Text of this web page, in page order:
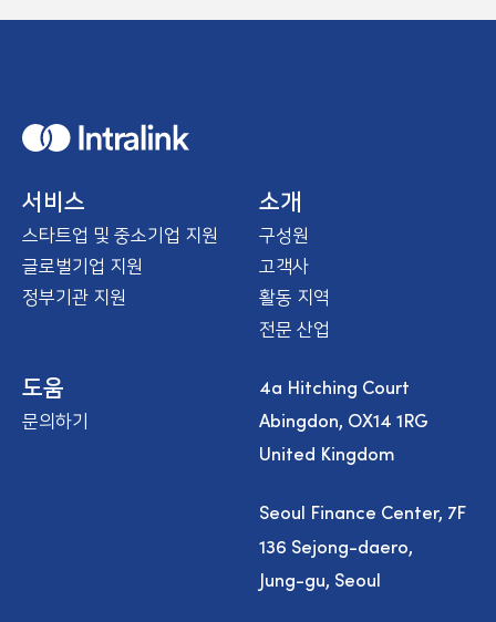
H
o
서비스
스타트업 및 중소기업 지원
글로벌기업 지원
정부기관 지원
소개
구성원
고객사
활동 지역
전문 산업
도움
문의하기
4a Hitching Court
Abingdon, OX14 1RG
United Kingdom
Seoul Finance Center, 7F
136 Sejong-daero,
Jung-gu, Seoul